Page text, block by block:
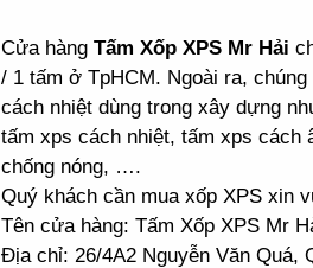
Cửa hàng Tấm Xốp XPS Mr Hải
/ 1 tấm ở TpHCM. Ngoài ra,
cách nhiệt dùng trong xây dựng
tấm xps cách nhiệt, tấm xps cách
chống nóng, ….
Quý khách cần mua xốp XPS xin
Tên cửa hàng: Tấm Xốp XPS Mr
Địa chỉ: 26/4A2 Nguyễn Văn Quá,